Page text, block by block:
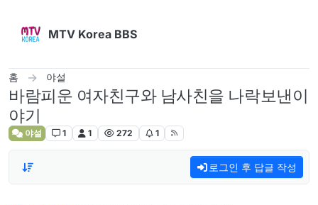
MTV Korea BBS
홈 야설
바람피운 여자친구와 남사친을 나락보낸이
야기
야설 1 1 272 1
로그인 후 답글 작성